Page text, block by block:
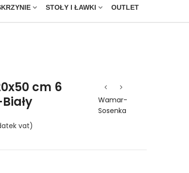
STOŁY I ŁAWKI OUTLET
cm 6
Wamar-
Sosenka
vat)